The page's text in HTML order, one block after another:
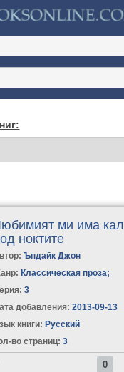
ми има кал
ноктите
Ъпдайк Джон
Классическая проза;
3
добавления: 2013-09-13
книги: Русский
во страниц: 3
0